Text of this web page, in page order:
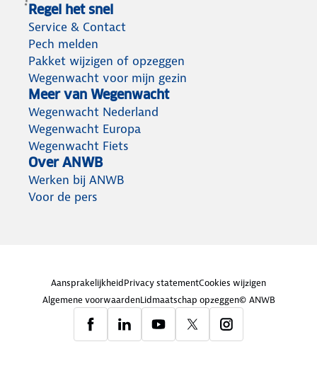
Regel het snel
Service & Contact
Pech melden
Pakket wijzigen of opzeggen
Wegenwacht voor mijn gezin
Meer van Wegenwacht
Wegenwacht Nederland
Wegenwacht Europa
Wegenwacht Fiets
Over ANWB
Werken bij ANWB
Voor de pers
AansprakelijkheidPrivacy statementCookies wijzigen
Algemene voorwaardenLidmaatschap opzeggen© ANWB